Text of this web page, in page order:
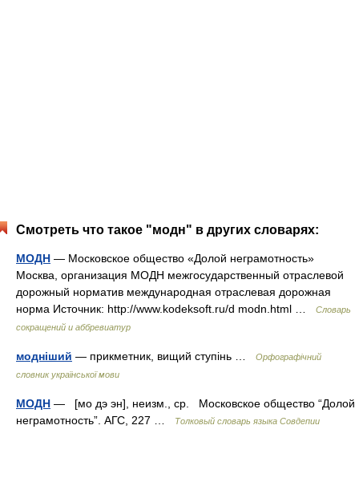
Смотреть что такое "модн" в других словарях:
МОДН — Московское общество «Долой неграмотность»
Москва, организация МОДН межгосударственный отраслевой
дорожный норматив международная отраслевая дорожная
норма Источник: http://www.kodeksoft.ru/d modn.html …
Словарь
сокращений и аббревиатур
модніший — прикметник, вищий ступінь …
Орфографічний
словник української мови
МОДН — [мо дэ эн], неизм., ср. Московское общество “Долой
неграмотность”. АГС, 227 …
Толковый словарь языка Совдепии